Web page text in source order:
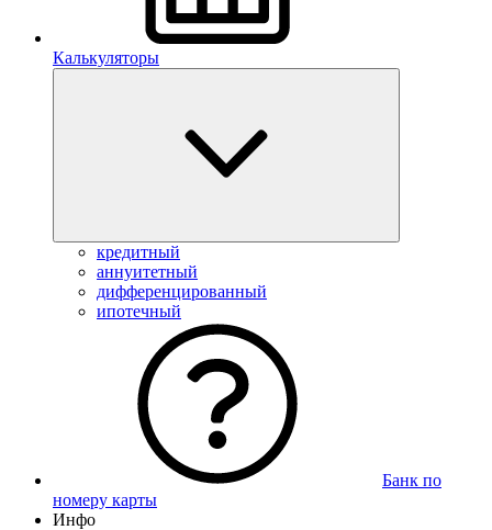
Калькуляторы
кредитный
аннуитетный
дифференцированный
ипотечный
Банк по
номеру карты
Инфо